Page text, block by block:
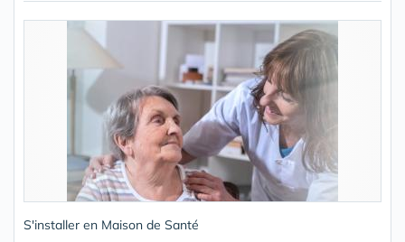
S'installer en Maison de Santé